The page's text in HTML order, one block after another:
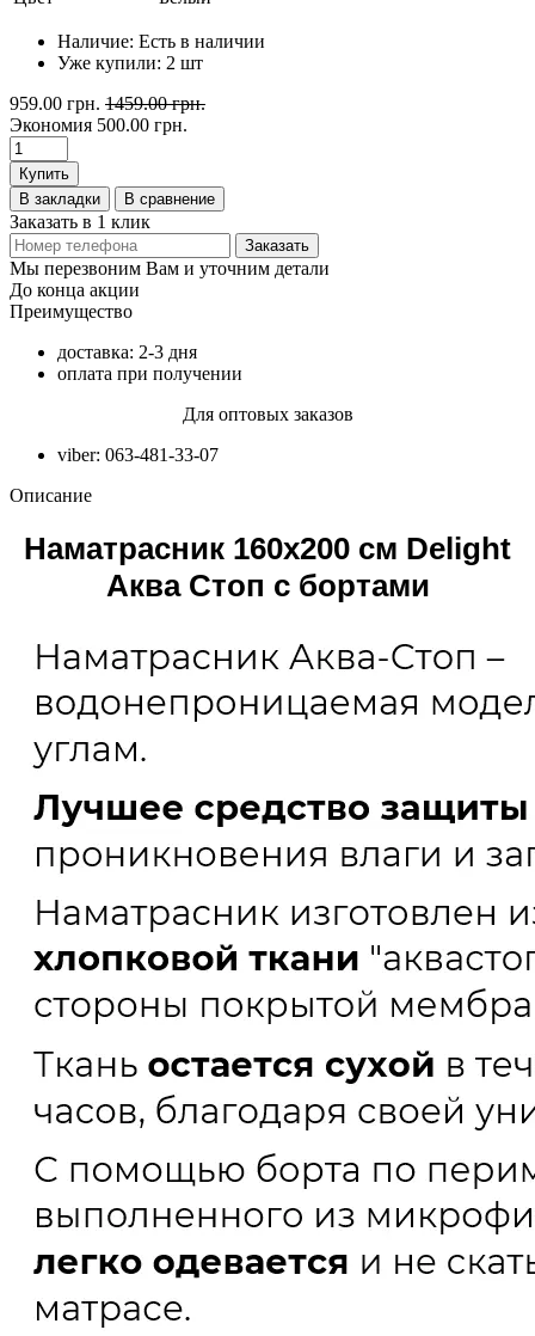
Наличие: Есть в наличии
Уже купили: 2 шт
959.00 грн. 1459.00 грн.
Экономия 500.00 грн.
Купить
В закладки
В сравнение
Заказать в 1 клик
Заказать
Мы перезвоним Вам и уточним детали
До конца акции
Преимущество
доставка: 2-3 дня
оплата при получении
Для оптовых заказов
viber: 063-481-33-07
Описание
Наматрасник 160х200 см Delight
Аква Стоп с бортами